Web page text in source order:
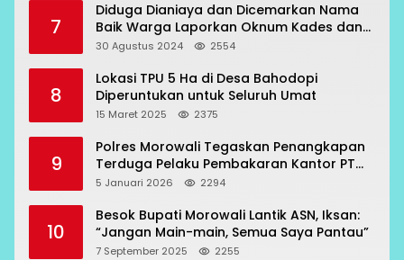
7
Diduga Dianiaya dan Dicemarkan Nama
Baik Warga Laporkan Oknum Kades dan
Oknum Polisi
30 Agustus 2024 2554
8
Lokasi TPU 5 Ha di Desa Bahodopi
Diperuntukan untuk Seluruh Umat
15 Maret 2025 2375
9
Polres Morowali Tegaskan Penangkapan
Terduga Pelaku Pembakaran Kantor PT
RCP Sesuai Prosedur
5 Januari 2026 2294
10
Besok Bupati Morowali Lantik ASN, Iksan:
“Jangan Main-main, Semua Saya Pantau”
7 September 2025 2255